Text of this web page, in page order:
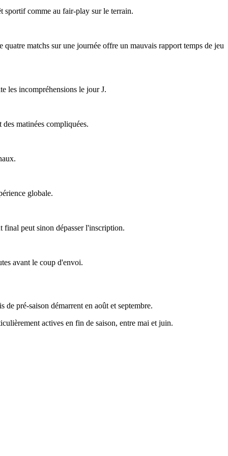
sportif comme au fair-play sur le terrain.
matchs sur une journée offre un mauvais rapport temps de jeu
les incompréhensions le jour J.
matinées compliquées.
globale.
peut sinon dépasser l'inscription.
avant le coup d'envoi.
pré-saison démarrent en août et septembre.
actives en fin de saison, entre mai et juin.